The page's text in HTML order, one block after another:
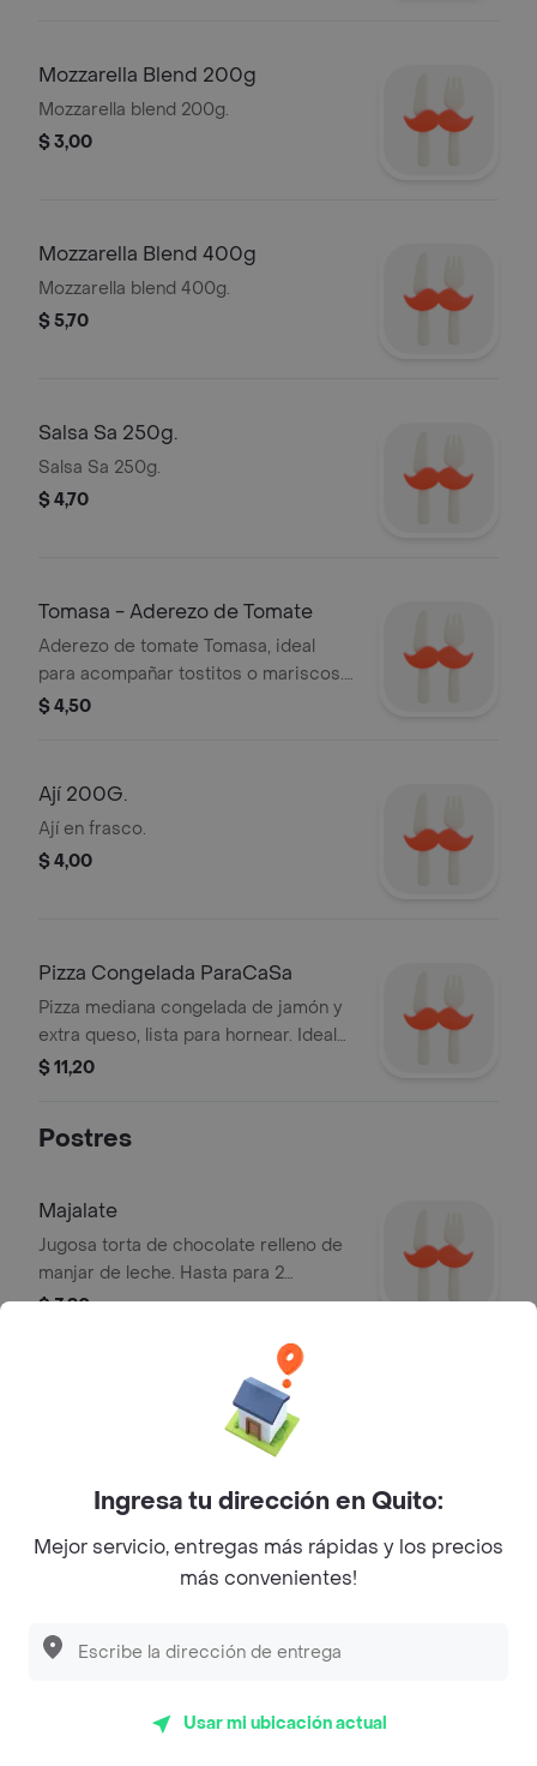
Mozzarella Blend 200g
Mozzarella blend 200g.
$ 3,00
Mozzarella Blend 400g
Mozzarella blend 400g.
$ 5,70
Salsa Sa 250g.
Salsa Sa 250g.
$ 4,70
Tomasa - Aderezo de Tomate
Aderezo de tomate Tomasa, ideal
para acompañar tostitos o mariscos.
Presentación de 200g.
$ 4,50
Ají 200G.
Ají en frasco.
$ 4,00
Pizza Congelada ParaCaSa
Pizza mediana congelada de jamón y
extra queso, lista para hornear. Ideal
para guardar en tu congelador.
$ 11,20
Postres
Majalate
Jugosa torta de chocolate relleno de
manjar de leche. Hasta para 2
personas.
$ 3,90
Cervezas
Ingresa tu dirección en Quito:
Mejor servicio, entregas más rápidas y los precios
más convenientes!
Usar mi ubicación actual